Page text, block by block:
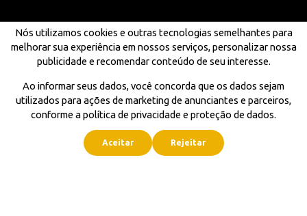
Nós utilizamos cookies e outras tecnologias semelhantes para
melhorar sua experiência em nossos serviços, personalizar nossa
publicidade e recomendar conteúdo de seu interesse.
Ao informar seus dados, você concorda que os dados sejam
utilizados para ações de marketing de anunciantes e parceiros,
conforme a política de privacidade e proteção de dados.
Aceitar Rejeitar